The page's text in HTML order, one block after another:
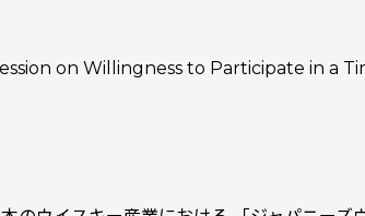
on Willingness to Participate in a